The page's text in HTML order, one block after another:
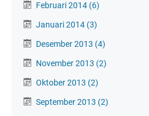
Februari 2014 (6)
Januari 2014 (3)
Desember 2013 (4)
November 2013 (2)
Oktober 2013 (2)
September 2013 (2)